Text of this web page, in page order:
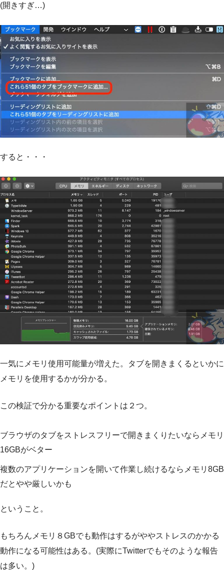
(開きすぎ…)
すると・・・
一気にメモリ使用可能量が増えた。タブを開きまくるといかに
メモリを使用するかが分かる。
この検証で分かる重要なポイントは２つ。
ブラウザのタブをストレスフリーで開きまくりたいならメモリ
16GBがベター
複数のアプリケーションを開いて作業し続けるならメモリ8GB
だとやや厳しいかも
ということ。
もちろんメモリ８GBでも動作はするがややストレスのかかる
動作になる可能性はある。(実際にTwitterでもそのような報告
は多い。)